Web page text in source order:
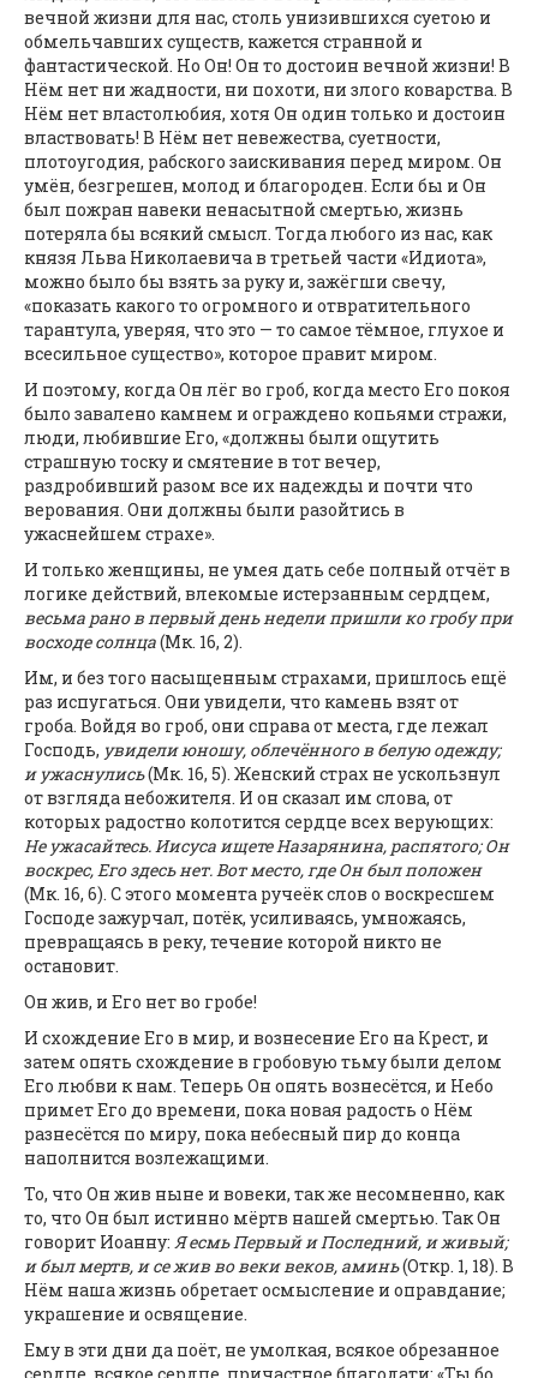
вечной жизни для нас, столь унизившихся суетою и
обмельчавших существ, кажется странной и
фантастической. Но Он! Он то достоин вечной жизни! В
Нём нет ни жадности, ни похоти, ни злого коварства. В
Нём нет властолюбия, хотя Он один только и достоин
властвовать! В Нём нет невежества, суетности,
плотоугодия, рабского заискивания перед миром. Он
умён, безгрешен, молод и благороден. Если бы и Он
был пожран навеки ненасытной смертью, жизнь
потеряла бы всякий смысл. Тогда любого из нас, как
князя Льва Николаевича в третьей части «Идиота»,
можно было бы взять за руку и, зажёгши свечу,
«показать какого то огромного и отвратительного
тарантула, уверяя, что это — то самое тёмное, глухое и
всесильное существо», которое правит миром.
И поэтому, когда Он лёг во гроб, когда место Его покоя
было завалено камнем и ограждено копьями стражи,
люди, любившие Его, «должны были ощутить
страшную тоску и смятение в тот вечер,
раздробивший разом все их надежды и почти что
верования. Они должны были разойтись в
ужаснейшем страхе».
И только женщины, не умея дать себе полный отчёт в
логике действий, влекомые истерзанным сердцем,
весьма рано в первый день недели пришли ко гробу при
восходе солнца(Мк. 16, 2).
Им, и без того насыщенным страхами, пришлось ещё
раз испугаться. Они увидели, что камень взят от
гроба. Войдя во гроб, они справа от места, где лежал
Господь, увидели юношу, облечённого в белую одежду;
и ужаснулись(Мк. 16, 5). Женский страх не ускользнул
от взгляда небожителя. И он сказал им слова, от
которых радостно колотится сердце всех верующих:
Не ужасайтесь. Иисуса ищете Назарянина, распятого; Он
воскрес, Его здесь нет. Вот место, где Он был положен
(Мк. 16, 6). С этого момента ручеёк слов о воскресшем
Господе зажурчал, потёк, усиливаясь, умножаясь,
превращаясь в реку, течение которой никто не
остановит.
Он жив, и Его нет во гробе!
И схождение Его в мир, и вознесение Его на Крест, и
затем опять схождение в гробовую тьму были делом
Его любви к нам. Теперь Он опять вознесётся, и Небо
примет Его до времени, пока новая радость о Нём
разнесётся по миру, пока небесный пир до конца
наполнится возлежащими.
То, что Он жив ныне и вовеки, так же несомненно, как
то, что Он был истинно мёртв нашей смертью. Так Он
говорит Иоанну: Я есмь Первый и Последний, и живый;
и был мертв, и се жив во веки веков, аминь(Откр. 1, 18). В
Нём наша жизнь обретает осмысление и оправдание;
украшение и освящение.
Ему в эти дни да поёт, не умолкая, всякое обрезанное
сердце, всякое сердце, причастное благодати: «Ты бо